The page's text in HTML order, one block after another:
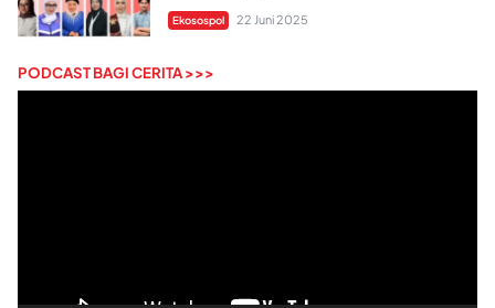
Ekosospol 22 Juni 2025
PODCAST BAGI CERITA >>>